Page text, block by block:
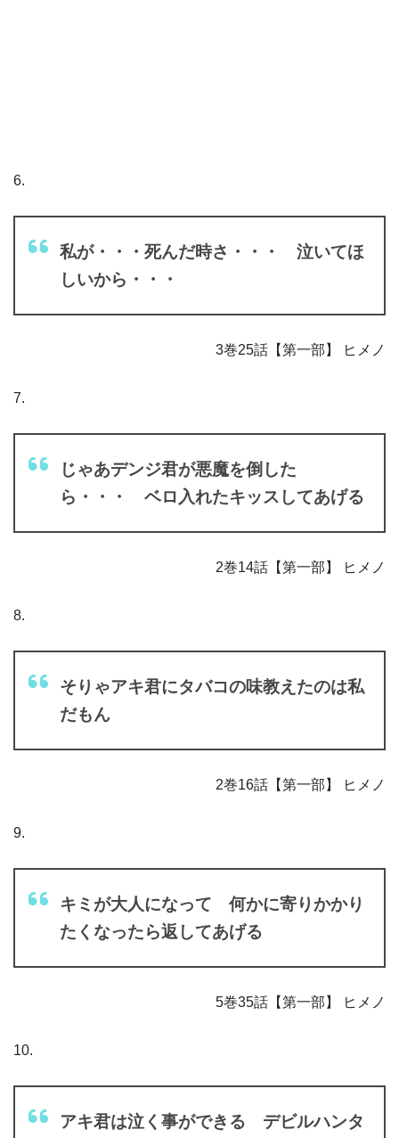
6.
私が・・・死んだ時さ・・・ 泣いてほ
しいから・・・
3巻25話【第一部】 ヒメノ
7.
じゃあデンジ君が悪魔を倒した
ら・・・ ベロ入れたキッスしてあげる
2巻14話【第一部】 ヒメノ
8.
そりゃアキ君にタバコの味教えたのは私
だもん
2巻16話【第一部】 ヒメノ
9.
キミが大人になって 何かに寄りかかり
たくなったら返してあげる
5巻35話【第一部】 ヒメノ
10.
アキ君は泣く事ができる デビルハンタ